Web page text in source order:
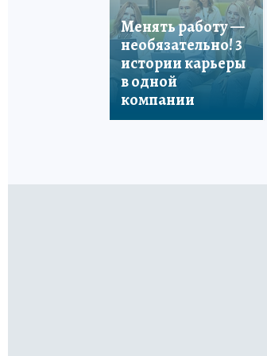
Менять работу —
необязательно! 3
истории карьеры
в одной
компании